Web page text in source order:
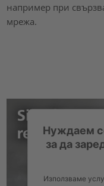
например при
мрежа.
Нуждаем
за да
Използваме